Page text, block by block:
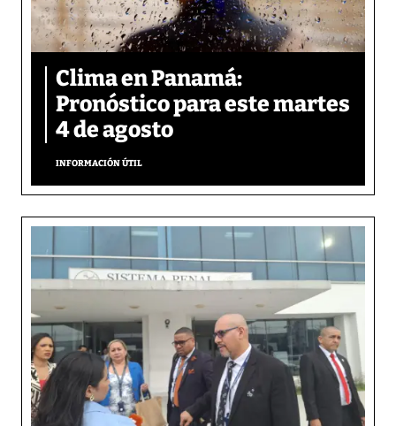
Clima en Panamá:
Pronóstico para este martes
4 de agosto
INFORMACIÓN ÚTIL